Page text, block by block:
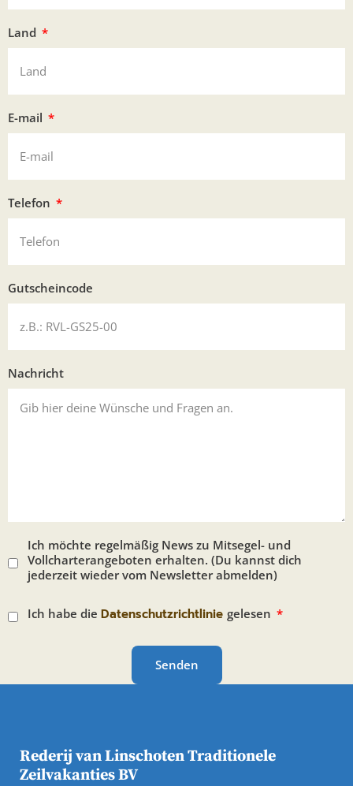
Land
E-mail
Telefon
Gutscheincode
Nachricht
Ich möchte regelmäßig News zu Mitsegel- und
Vollcharterangeboten erhalten. (Du kannst dich
jederzeit wieder vom Newsletter abmelden)
Ich habe die Datenschutzrichtlinie gelesen
Senden
Rederij van Linschoten Traditionele
Zeilvakanties BV